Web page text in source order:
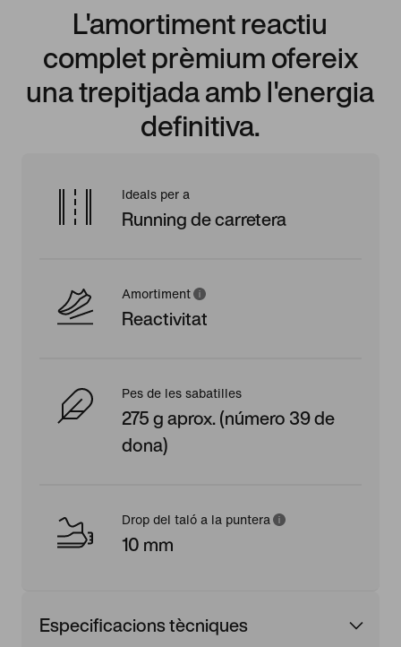
L'amortiment reactiu
complet prèmium ofereix
una trepitjada amb l'energia
definitiva.
Ideals per a
Running de carretera
Amortiment
Reactivitat
Pes de les sabatilles
275 g aprox. (número 39 de
dona)
Drop del taló a la puntera
10 mm
Especificacions tècniques